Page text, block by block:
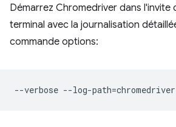
Démarrez Chromedriver dans l'invite
terminal avec la journalisation
commande options: